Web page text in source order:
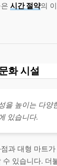
시간 절약의
화 시설
을 높이는 다양
있습니다.
과 대형 마트
수 있습니다. 더